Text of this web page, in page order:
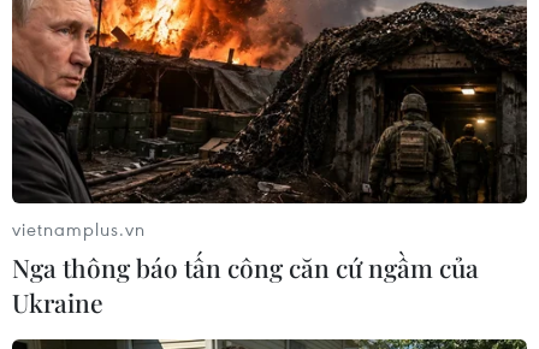
TIN LIÊN QUAN
vietnamplus.vn
Nga thông báo tấn công căn cứ ngầm của
Ukraine